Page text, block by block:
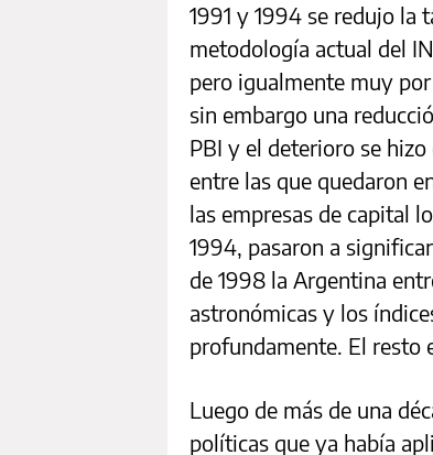
1991 y 1994 se redujo la
metodología actual del
pero igualmente muy
sin embargo una
PBI y el deterioro se
entre las que quedaron
las empresas de capital
1994, pasaron a
de 1998 la Argentina
astronómicas y los
profundamente. El resto
Luego de más de una
políticas que ya había